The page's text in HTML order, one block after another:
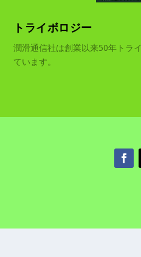
トライボロジー
潤滑通信社は創業以来50年トラ
ています。